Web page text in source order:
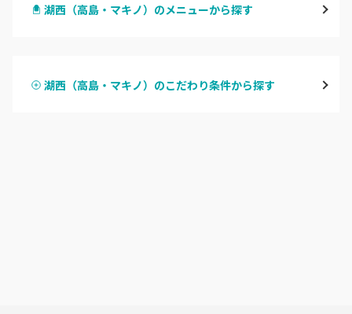
甲賀・湖南・栗東
湖西（高島・マキノ）のメニューから探す
ハンドスカルプ
湖西（高島・マキノ）のこだわり条件から探す